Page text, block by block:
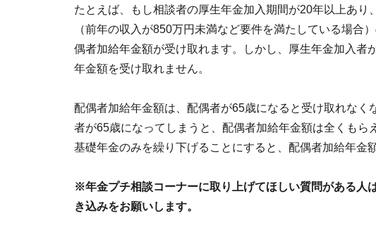
たとえば、もし相談者の厚生年金加入期間が20年以上あ
（前年の収入が850万円未満など要件を満たしている場合
偶者加給年金額が受け取れます。しかし、厚生年金加入者
年金額を受け取れません。
配偶者加給年金額は、配偶者が65歳になると受け取れなく
者が65歳になってしまうと、配偶者加給年金額は全くもら
基礎年金のみを繰り下げることにすると、配偶者加給年金
※年金プチ相談コーナーに取り上げてほしい質問がある人
き込みをお願いします。